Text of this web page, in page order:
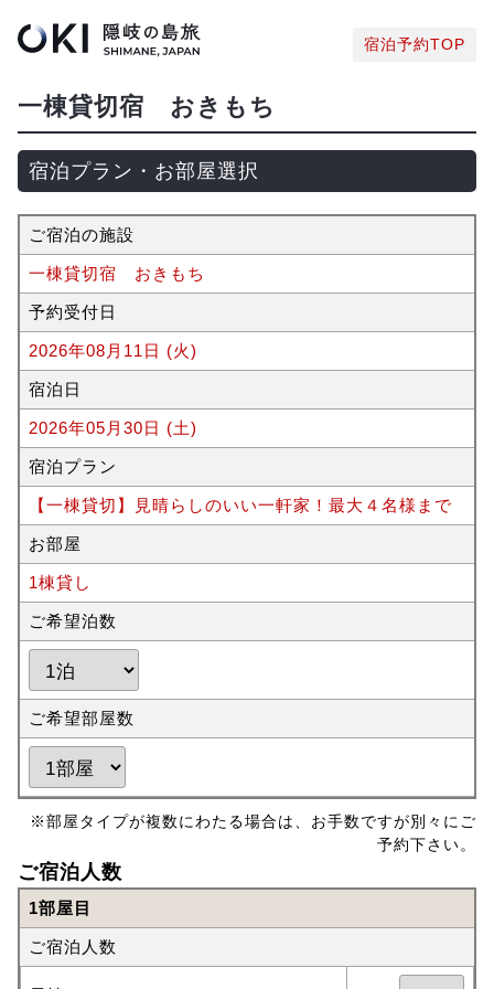
宿泊予約TOP
一棟貸切宿 おきもち
宿泊プラン・お部屋選択
ご宿泊の施設
一棟貸切宿 おきもち
予約受付日
2026年08月11日 (火)
宿泊日
2026年05月30日 (土)
宿泊プラン
【一棟貸切】見晴らしのいい一軒家！最大４名様まで
お部屋
1棟貸し
ご希望泊数
ご希望部屋数
※部屋タイプが複数にわたる場合は、お手数ですが別々にご
予約下さい。
ご宿泊人数
1部屋目
ご宿泊人数